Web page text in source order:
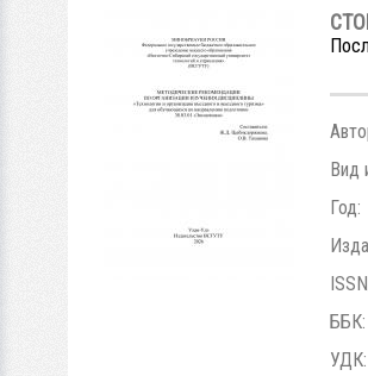
Вид
Год:
ББК:
УДК: